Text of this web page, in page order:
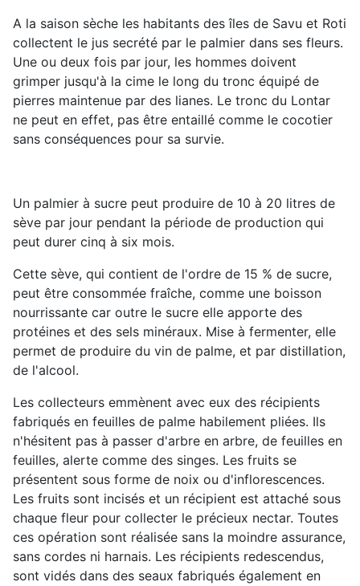
A la saison sèche les habitants des îles de Savu et Roti
collectent le jus secrété par le palmier dans ses fleurs.
Une ou deux fois par jour, les hommes doivent
grimper jusqu'à la cime le long du tronc équipé de
pierres maintenue par des lianes. Le tronc du Lontar
ne peut en effet, pas être entaillé comme le cocotier
sans conséquences pour sa survie.
Un palmier à sucre peut produire de 10 à 20 litres de
sève par jour pendant la période de production qui
peut durer cinq à six mois.
Cette sève, qui contient de l'ordre de 15 % de sucre,
peut être consommée fraîche, comme une boisson
nourrissante car outre le sucre elle apporte des
protéines et des sels minéraux. Mise à fermenter, elle
permet de produire du vin de palme, et par distillation,
de l'alcool.
Les collecteurs emmènent avec eux des récipients
fabriqués en feuilles de palme habilement pliées. Ils
n'hésitent pas à passer d'arbre en arbre, de feuilles en
feuilles, alerte comme des singes. Les fruits se
présentent sous forme de noix ou d'inflorescences.
Les fruits sont incisés et un récipient est attaché sous
chaque fleur pour collecter le précieux nectar. Toutes
ces opération sont réalisée sans la moindre assurance,
sans cordes ni harnais. Les récipients redescendus,
sont vidés dans des seaux fabriqués également en